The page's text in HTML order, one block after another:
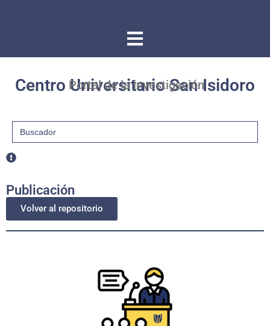
Centro Universitario San Isidoro
Portal de la investigación
Buscar:
Publicación
Volver al repositorio